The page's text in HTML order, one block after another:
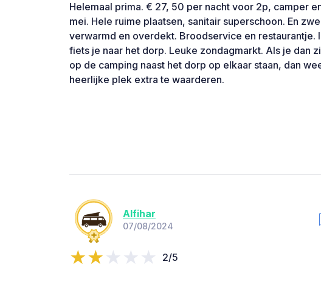
Helemaal prima. € 27, 50 per nacht voor 2p, camper
mei. Hele ruime plaatsen, sanitair superschoon. En
verwarmd en overdekt. Broodservice en restaurantje.
fiets je naar het dorp. Leuke zondagmarkt. Als je dan
op de camping naast het dorp op elkaar staan, dan
heerlijke plek extra te waarderen.
Alfihar
07/08/2024
2/5